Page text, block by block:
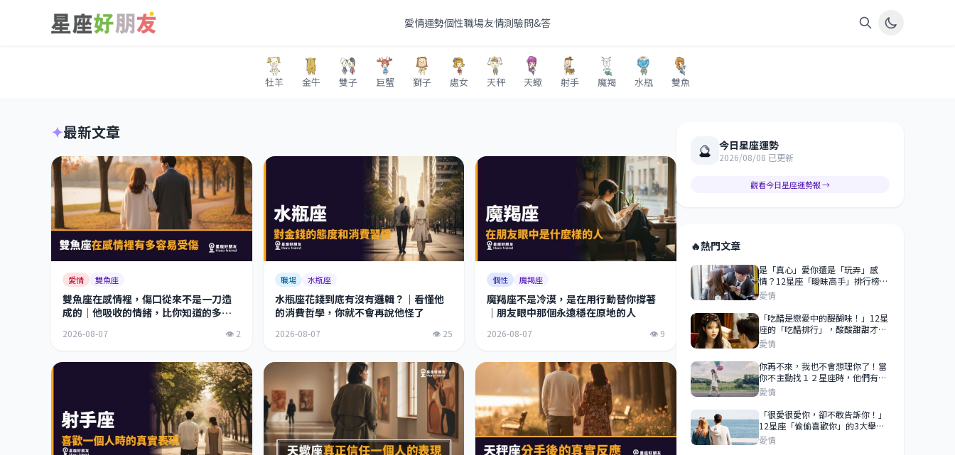
愛情運勢個性職場友情測驗問&答
牡羊 金牛 雙子 巨蟹 獅子 處女 天秤 天蠍 射手 魔羯 水瓶 雙魚
✦最新文章
愛情 雙魚座
雙魚座在感情裡，傷口從來不是一刀造
成的｜他吸收的情緒，比你知道的多太
2026-08-07 👁 2
職場 水瓶座
水瓶座花錢到底有沒有邏輯？｜看懂他
的消費哲學，你就不會再說他怪了
2026-08-07 👁 25
個性 魔羯座
魔羯座不是冷漠，是在用行動替你撐著
｜朋友眼中那個永遠穩在原地的人
2026-08-07 👁 9
🔮 今日星座運勢
2026/08/08 已更新
觀看今日星座運勢報 →
🔥熱門文章
是「真心」愛你還是「玩弄」感
情？12星座「曖昧高手」排行榜！
「愛上」他之前一定要先搞清楚！
愛情
「吃醋是戀愛中的醍醐味！」12星
座的「吃醋排行」，酸酸甜甜才是
愛情的滋味！
愛情
你再不來，我也不會想理你了！當
你不主動找１２星座時，他們有
「這個反應」就代表在乎你！
愛情
「很愛很愛你，卻不敢告訴你！」
12星座「偷偷喜歡你」的3大舉
動！巨蟹偷偷觀察你、天秤在你面
前求表現！
愛情